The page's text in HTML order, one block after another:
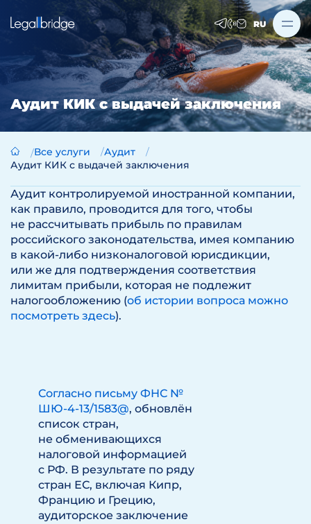
RU
Аудит КИК с выдачей заключения
Все услуги
Аудит
Аудит КИК с выдачей заключения
Аудит контролируемой иностранной компании,
как правило, проводится для того, чтобы
не рассчитывать прибыль по правилам
российского законодательства, имея компанию
в какой-либо низконалоговой юрисдикции,
или же для подтверждения соответствия
лимитам прибыли, которая не подлежит
налогообложению (об истории вопроса можно
посмотреть здесь).
Согласно письму ФНС №
ШЮ-4-13/1583@, обновлён
список стран,
не обменивающихся
налоговой информацией
с РФ. В результате по ряду
стран ЕС, включая Кипр,
Францию и Грецию,
аудиторское заключение